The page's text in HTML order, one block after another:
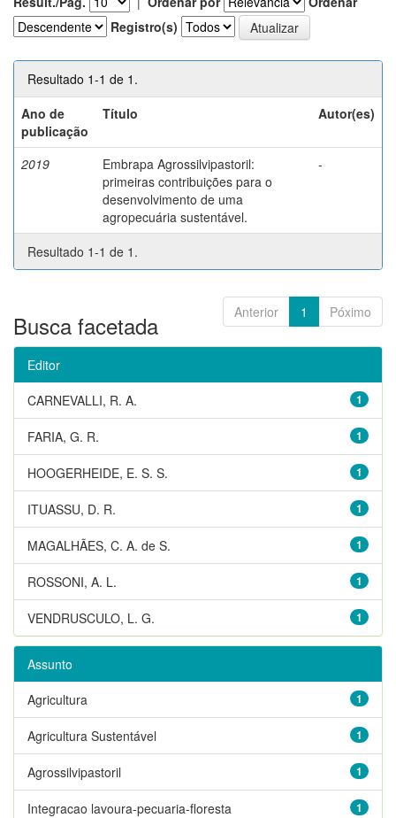
Registro(s)
Resultado 1-1 de 1.
Ano de
publicação
Título Autor(es)
2019
Embrapa Agrossilvipastoril:
primeiras contribuições para o
desenvolvimento de uma
agropecuária sustentável.
-
Resultado 1-1 de 1.
Anterior 1 Póximo
Busca facetada
Editor
1
CARNEVALLI, R. A.
1
FARIA, G. R.
1
HOOGERHEIDE, E. S. S.
1
ITUASSU, D. R.
1
MAGALHÃES, C. A. de S.
1
ROSSONI, A. L.
1
VENDRUSCULO, L. G.
Assunto
1
Agricultura
1
Agricultura Sustentável
1
Agrossilvipastoril
1
Integracao lavoura-pecuaria-floresta